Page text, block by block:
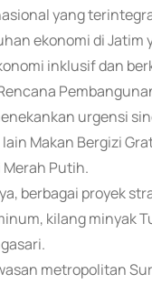
yang
ekonomi di
inklusif dan
urgensi
Makan Bergizi
Putih.
berbagai proyek
kilang minyak
metropolitan